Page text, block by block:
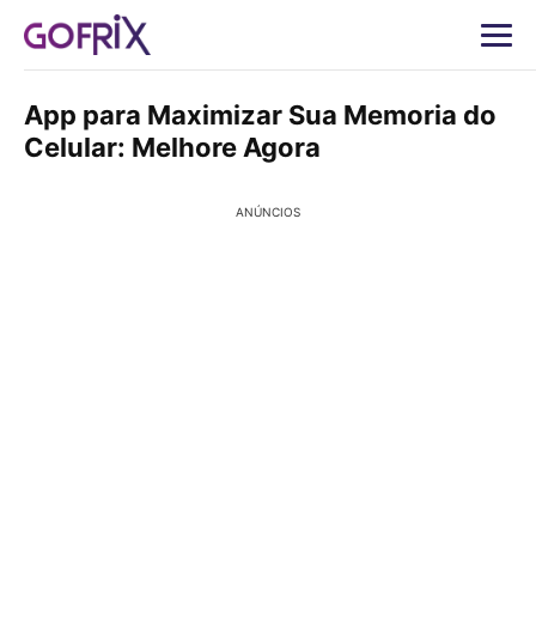
App para Maximizar Sua Memoria do
Celular: Melhore Agora
ANÚNCIOS